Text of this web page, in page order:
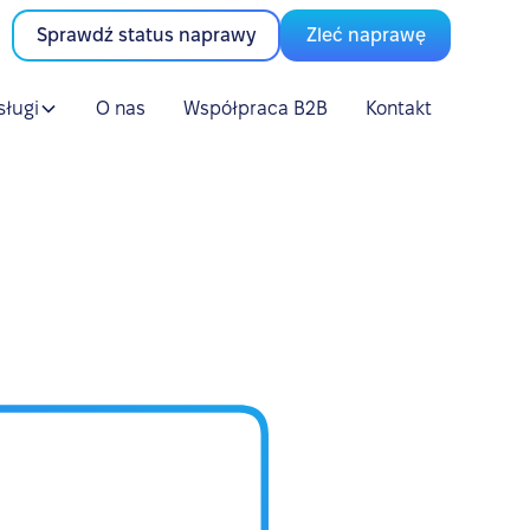
Sprawdź status naprawy Zleć naprawę
O nas Współpraca B2B Kontakt